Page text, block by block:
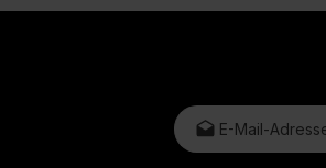
E-Mail-Adresse*